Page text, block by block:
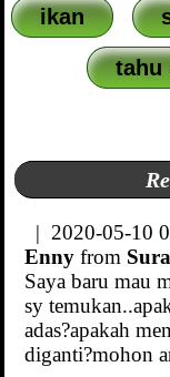
ikan
tahu
| 2020-05-10
Enny from
Saya baru mau
sy
adas?apakah
diganti?mohon